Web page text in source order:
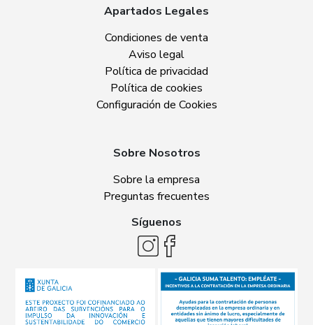
Apartados Legales
Condiciones de venta
Aviso legal
Política de privacidad
Política de cookies
Configuración de Cookies
Sobre Nosotros
Sobre la empresa
Preguntas frecuentes
Síguenos